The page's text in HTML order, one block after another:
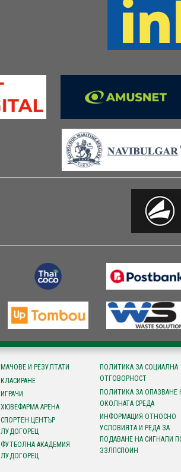
МАЧОВЕ И РЕЗУЛТАТИ
КЛАСИРАНЕ
ИГРАЧИ
ХЮВЕФАРМА АРЕНА
СПОРТЕН ЦЕНТЪР
ЛУДОГОРЕЦ
ФУТБОЛНА АКАДЕМИЯ
ЛУДОГОРЕЦ
ПОЛИТИКА ЗА СОЦИАЛНА
ОТГОВОРНОСТ
ПОЛИТИКА ЗА ОПАЗВАНЕ
ОКОЛНАТА СРЕДА
ИНФОРМАЦИЯ ОТНОСНО
УСЛОВИЯТА И РЕДА ЗА
ПОДАВАНЕ НА СИГНАЛИ
ЗЗЛПСПОИН